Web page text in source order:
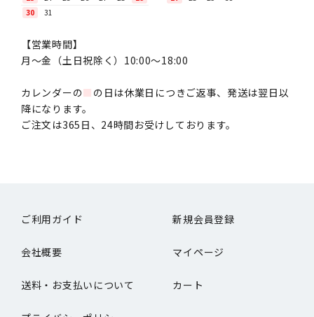
30
31
【営業時間】
月〜金（土日祝除く）10:00～18:00
カレンダーの■ の日は休業日につきご返事、発送は翌日以
降になります。
ご注文は365日、24時間お受けしております。
ご利用ガイド 新規会員登録
会社概要 マイページ
送料・お支払いについて カート